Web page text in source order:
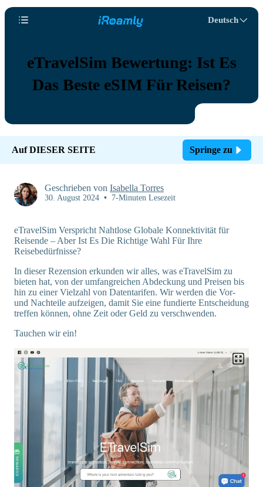
Deutsch
eTravelSim Bewertung: Ist Es
Das Beste eSIM Für Reisen?
Auf DIESER SEITE Springe zu
Geschrieben von Isabella Torres
30. August 2024 • 7-Minuten Lesezeit
eTravelSim Verspricht Nahtlose Globale Konnektivität für
Reisende – Aber Ist Es Die Richtige Wahl Für Ihre
Reisebedürfnisse?
In dieser Rezension erkunden wir alles, was eTravelSim zu
bieten hat, von der umfangreichen Abdeckung und Preisen bis
hin zu einer Vielzahl von Datentarifen. Wir werden die Vor-
und Nachteile aufzeigen, damit Sie eine fundierte Entscheidung
treffen können, ohne Zeit oder Geld zu verschwenden.
Tauchen wir ein!